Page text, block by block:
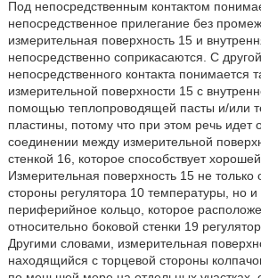
Под непосредственным контактом
непосредственное прилегание без
измерительная поверхность 15 и
непосредственно соприкасаются. С
непосредственного контакта понимается
измерительной поверхности 15 с
помощью теплопроводящей пасты и/или
пластины, потому что при этом речь идет
соединении между измерительной
стенкой 16, которое способствует
Измерительная поверхность 15 не только
стороны регулятора 10 температуры, но и
периферийное кольцо, которое
относительно боковой стенки 19
Другими словами, измерительная
находящийся с торцевой стороны